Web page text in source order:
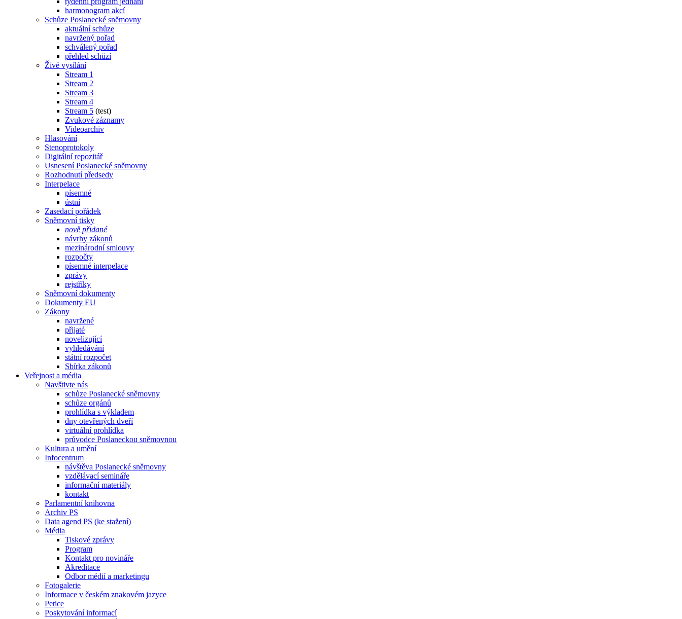
harmonogram akcí
Schůze Poslanecké sněmovny
aktuální schůze
navržený pořad
schválený pořad
přehled schůzí
Živé vysílání
Stream 1
Stream 2
Stream 3
Stream 4
Stream 5 (test)
Zvukové záznamy
Videoarchiv
Hlasování
Stenoprotokoly
Digitální repozitář
Usnesení Poslanecké sněmovny
Rozhodnutí předsedy
Interpelace
písemné
ústní
Zasedací pořádek
Sněmovní tisky
nově přidané
návrhy zákonů
mezinárodní smlouvy
rozpočty
písemné interpelace
zprávy
rejstříky
Sněmovní dokumenty
Dokumenty EU
Zákony
navržené
přijaté
novelizující
vyhledávání
státní rozpočet
Sbírka zákonů
Veřejnost a média
Navštivte nás
schůze Poslanecké sněmovny
schůze orgánů
prohlídka s výkladem
dny otevřených dveří
virtuální prohlídka
průvodce Poslaneckou sněmovnou
Kultura a umění
Infocentrum
návštěva Poslanecké sněmovny
vzdělávací semináře
informační materiály
kontakt
Parlamentní knihovna
Archiv PS
Data agend PS (ke stažení)
Média
Tiskové zprávy
Program
Kontakt pro novináře
Akreditace
Odbor médií a marketingu
Fotogalerie
Informace v českém znakovém jazyce
Petice
Poskytování informací